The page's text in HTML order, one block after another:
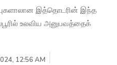
இத்தொடரின் இந்த
உலவிய அனுபவத்தைக்
12:56 AM